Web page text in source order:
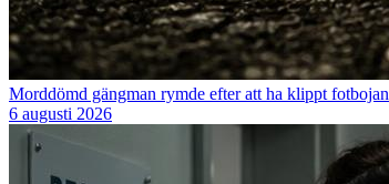
Morddömd gängman rymde efter att ha klippt fotbojan
6 augusti 2026